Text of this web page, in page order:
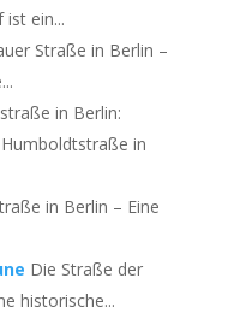
ein...
Straße in Berlin –
in Berlin:
in
in Berlin – Eine
Die Straße der
historische...